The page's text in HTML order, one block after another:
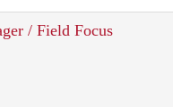
/ Field Focus